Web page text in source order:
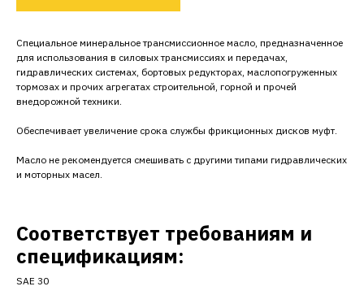
Специальное минеральное трансмиссионное масло, предназначенное
для использования в силовых трансмиссиях и передачах,
гидравлических системах, бортовых редукторах, маслопогруженных
тормозах и прочих агрегатах строительной, горной и прочей
внедорожной техники.
Обеспечивает увеличение срока службы фрикционных дисков муфт.
Масло не рекомендуется смешивать с другими типами гидравлических
и моторных масел.
Соответствует требованиям и
спецификациям:
SAE 30